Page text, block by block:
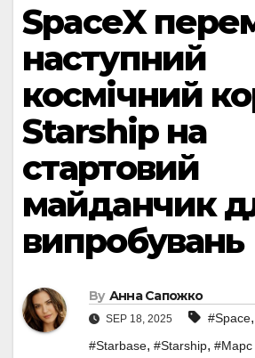
SpaceX
наступний
космічний
Starship на
стартовий
майданчик
випробувань
By Анна Сапожко
SEP 18, 2025 #Space,
#Starbase, #Starship, #Марс